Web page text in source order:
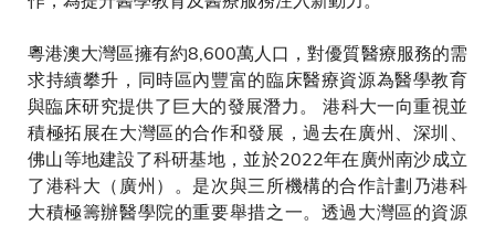
粵港澳大灣區擁有約8,600萬人口，對優質醫療服務的需
求持續攀升，同時區內豐富的臨床醫療資源為醫學教育
與臨床研究提供了巨大的發展潛力。 港科大一向重視並
積極拓展在大灣區的合作和發展，過去在廣州、深圳、
佛山等地建設了科研基地，並於2022年在廣州南沙成立
了港科大（廣州）。是次與三所機構的合作計劃乃港科
大積極籌辦醫學院的重要舉措之一。透過大灣區的資源